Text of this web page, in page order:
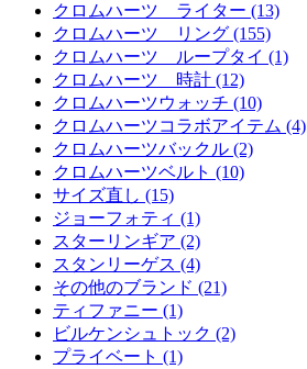
クロムハーツ ライター (13)
クロムハーツ リング (155)
クロムハーツ ループタイ (1)
クロムハーツ 時計 (12)
クロムハーツウォッチ (10)
クロムハーツコラボアイテム (4)
クロムハーツバックル (2)
クロムハーツベルト (10)
サイズ直し (15)
ジョーフォティ (1)
スターリンギア (2)
スタンリーゲス (4)
その他のブランド (21)
ティファニー (1)
ビルケンシュトック (2)
プライベート (1)